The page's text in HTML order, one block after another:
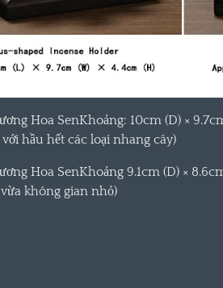
Hoa SenKhoảng: 10cm (D) ×
hầu hết các loại nhang cây)
Hoa SenKhoảng 9.1cm (D) ×
không gian nhỏ)